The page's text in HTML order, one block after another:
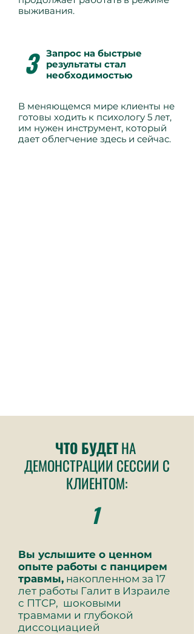
выживания.
3
Запрос на быстрые
результаты стал
необходимостью
В меняющемся мире клиенты не
готовы ходить к психологу 5 лет,
им нужен инструмент, который
дает облегчение здесь и сейчас.
ЧТО БУДЕТНА
ДЕМОНСТРАЦИИ СЕССИИ С
КЛИЕНТОМ:
1
Вы услышите о ценном
опыте работы с панцирем
травмы, накопленном за 17
лет работы Галит в Израиле
с ПТСР, шоковыми
травмами и глубокой
диссоциацией